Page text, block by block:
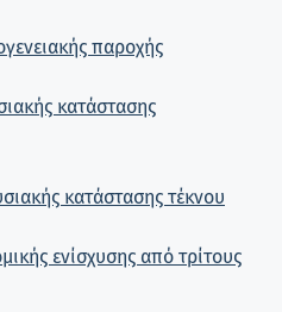
παροχής
κατάστασης
κατάστασης τέκνου
ενίσχυσης από τρίτους